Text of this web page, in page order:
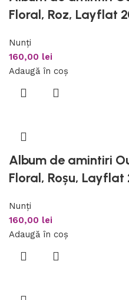
Floral, Roz, Layflat
Nunți
160,00 lei
Adaugă în coș
Album de amintiri
Floral, Roșu,
Nunți
160,00 lei
Adaugă în coș